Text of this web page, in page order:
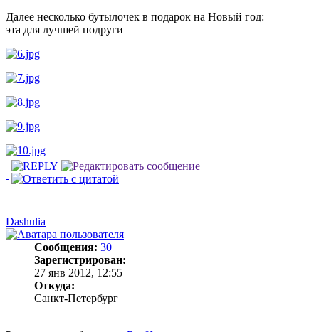
Далее несколько бутылочек в подарок на Новый год:
эта для лучшей подруги
Dashulia
Сообщения: 30
Зарегистрирован:
27 янв 2012, 12:55
Откуда:
Санкт-Петербург